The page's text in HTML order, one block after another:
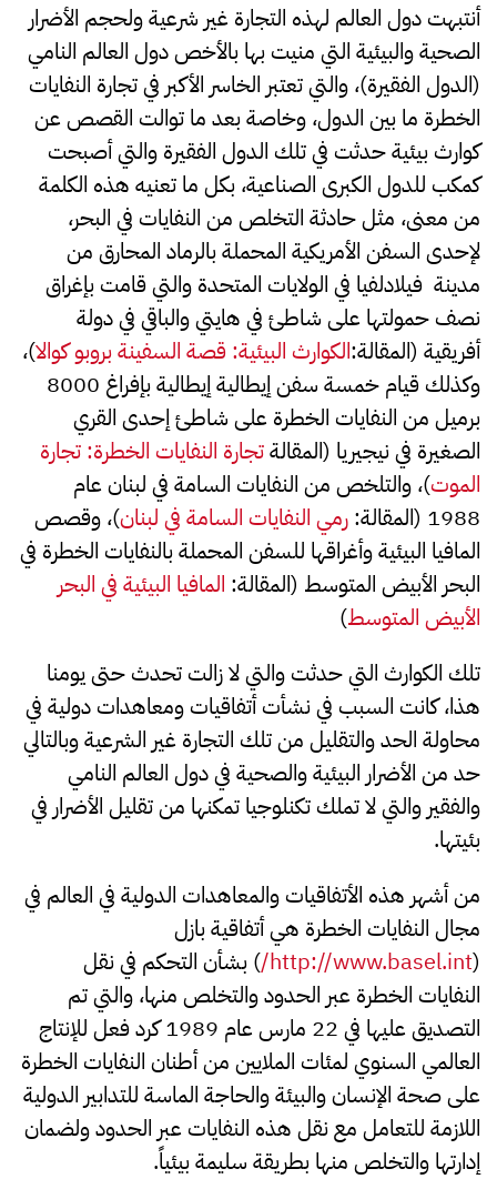
أنتبهت دول العالم لهذه التجارة غير شرعية ولحجم الأضرار
الصحية والبيئية التي منيت بها بالأخص دول العالم النامي
(الدول الفقيرة)، والتي تعتبر الخاسر الأكبر في تجارة النفايات
الخطرة ما بين الدول، وخاصة بعد ما توالت القصص عن
كوارث بيئية حدثت في تلك الدول الفقيرة والتي أصبحت
كمكب للدول الكبرى الصناعية، بكل ما تعنيه هذه الكلمة
من معنى، مثل حادثة التخلص من النفايات في البحر،
لإحدى السفن الأمريكية المحملة بالرماد المحارق من
مدينة فيلادلفيا في الولايات المتحدة والتي قامت بإغراق
نصف حمولتها على شاطئ في هايتي والباقي في دولة
أفريقية (المقالة:الكوارث البيئية: قصة السفينة بروبو كوالا)،
وكذلك قيام خمسة سفن إيطالية إيطالية بإفراغ 8000
برميل من النفايات الخطرة على شاطئ إحدى القري
الصغيرة في نيجيريا (المقالةتجارة النفايات الخطرة: تجارة
الموت)، والتلخص من النفايات السامة في لبنان عام
1988 (المقالة:
رمي النفايات السامة في لبنان)، وقصص
المافيا البيئية وأغراقها للسفن المحملة بالنفايات الخطرة في
البحر الأبيض المتوسط (المقالة: المافيا البيئية في البحر
الأبيض المتوسط)
تلك الكوارث التي حدثت والتي لا زالت تحدث حتى يومنا
هذا، كانت السبب في نشأت أتفاقيات ومعاهدات دولية في
محاولة الحد والتقليل من تلك التجارة غير الشرعية وبالتالي
حد من الأضرار البيئية والصحية في دول العالم النامي
والفقير والتي لا تملك تكنلوجيا تمكنها من تقليل الأضرار في
بئيتها.
من أشهر هذه الأتفاقيات والمعاهدات الدولية في العالم في
مجال النفايات الخطرة هي أتفاقية بازل
(
http://www.basel.int/ ) بشأن التحكم في نقل
النفايات الخطرة عبر الحدود والتخلص منها، والتي تم
التصديق عليها في 22 مارس عام 1989 كرد فعل للإنتاج
العالمي السنوي لمئات الملايين من أطنان النفايات الخطرة
على صحة الإنسان والبيئة والحاجة الماسة للتدابير الدولية
اللازمة للتعامل مع نقل هذه النفايات عبر الحدود ولضمان
إدارتها والتخلص منها بطريقة سليمة بيئياً.